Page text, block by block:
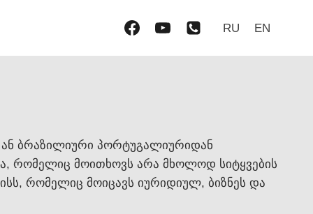
RU EN
ბრაზილიური პორტუგალიურიდან
რომელიც მოითხოვს არა მხოლოდ სიტყვების
რომელიც მოიცავს იურიდიულ, ბიზნეს და